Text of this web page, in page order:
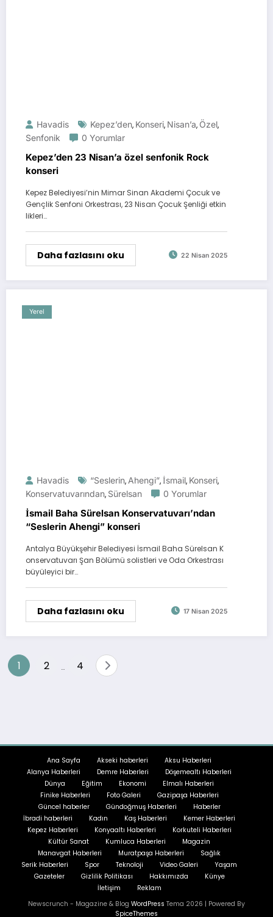
Havadis Kepez’den, Konseri, Nisan’a, Özel,
Senfonik
0 Yorumlar
Kepez’den 23 Nisan’a özel senfonik Rock
konseri
Kepez Belediyesi’nin Mimar Sinan Akademi Çocuk ve
Gençlik Senfoni Orkestrası, 23 Nisan Çocuk Şenliği etkin
likleri…
Daha fazlasını oku 22 Nisan 2025
Yerel
Havadis “Seslerin, Ahengi”,İsmail, Konseri,
Konservatuvarından, Sürelsan 0 Yorumlar
İsmail Baha Sürelsan Konservatuvarı’ndan
“Seslerin Ahengi” konseri
Antalya Büyükşehir Belediyesi İsmail Baha Sürelsan K
onservatuvarı Şan Bölümü solistleri ve Oda Orkestrası
büyüleyici bir…
Daha fazlasını oku 17 Nisan 2025
Yazı
1 2 4
Ana Sayfa Akseki haberleri
Aksu Haberleri
Alanya Haberleri
Demre Haberleri
Döşemealtı Haberleri
Dünya
Eğitim Ekonomi
Elmalı Haberleri
Finike Haberleri
Foto Galeri
Gazipaşa Haberleri
Güncel haberler
Gündoğmuş Haberleri
Haberler
İbradi haberleri
Kadın Kaş Haberleri
Kemer Haberleri
Kepez Haberleri
Konyaaltı Haberleri
Korkuteli Haberleri
Kültür Sanat
Kumluca Haberleri
Magazin
Manavgat Haberleri
Muratpaşa Haberleri
Sağlık
Serik Haberleri
Spor Teknoloji Video Galeri
Yaşam
Gazeteler
Gizlilik Politikası Hakkımızda
Künye
İletişim
Reklam
Newscrunch - Magazine & Blog WordPress Tema 2026 | Powered By
SpiceThemes